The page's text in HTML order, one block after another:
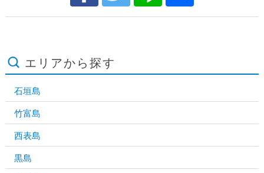
エリアから探す
石垣島
竹富島
西表島
黒島